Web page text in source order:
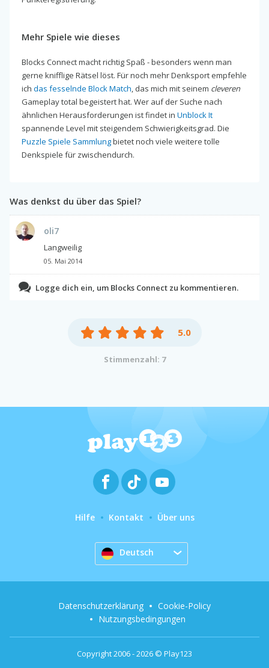
Mehr Spiele wie dieses
Blocks Connect macht richtig Spaß - besonders wenn man
gerne knifflige Rätsel löst. Für noch mehr Denksport empfehle
ich das fesselnde Block Match, das mich mit seinem cleveren
Gameplay total begeistert hat. Wer auf der Suche nach
ähnlichen Herausforderungen ist findet in Unblock It
spannende Level mit steigendem Schwierigkeitsgrad. Die
Puzzle Spiele Sammlungbietet noch viele weitere tolle
Denkspiele für zwischendurch.
Was denkst du über das Spiel?
oli7
Langweilig
05. Mai 2014
Logge dich ein, um Blocks Connect zu kommentieren.
5.0
Stimmenzahl: 7
Hilfe Kontakt Über uns
Deutsch
Copyright 2006 - 2026 © Play123
Datenschutzerklärung
Cookie-Policy
Nutzungsbedingungen